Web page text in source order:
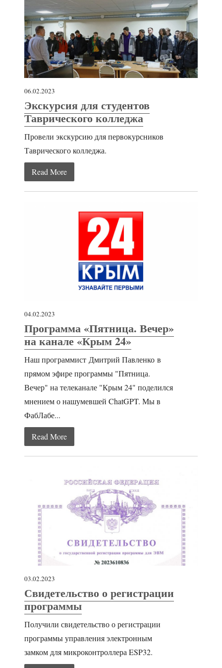
06.02.2023
Экскурсия для студентов
Таврического колледжа
Провели экскурсию для первокурсников
Таврического колледжа.
Read More
04.02.2023
Программа «Пятница. Вечер»
на канале «Крым 24»
Наш программист Дмитрий Павленко в
прямом эфире программы "Пятница.
Вечер" на телеканале "Крым 24" поделился
мнением о нашумевшей ChatGPT. Мы в
ФабЛабе...
Read More
03.02.2023
Свидетельство о регистрации
программы
Получили свидетельство о регистрации
программы управления электронным
замком для микроконтроллера ESP32.